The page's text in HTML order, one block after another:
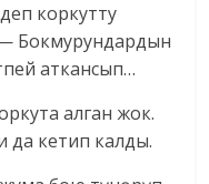
коркутту
Бокмурундардын
аткансып…
алган жок.
да кетип калды.